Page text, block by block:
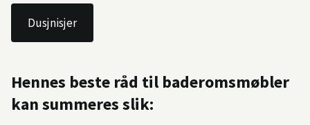
Dusjnisjer
Hennes beste råd til baderomsmøbler
kan summeres slik: